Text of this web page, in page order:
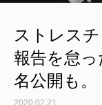
ストレス
報告を怠
名公開も。
2020.02.21